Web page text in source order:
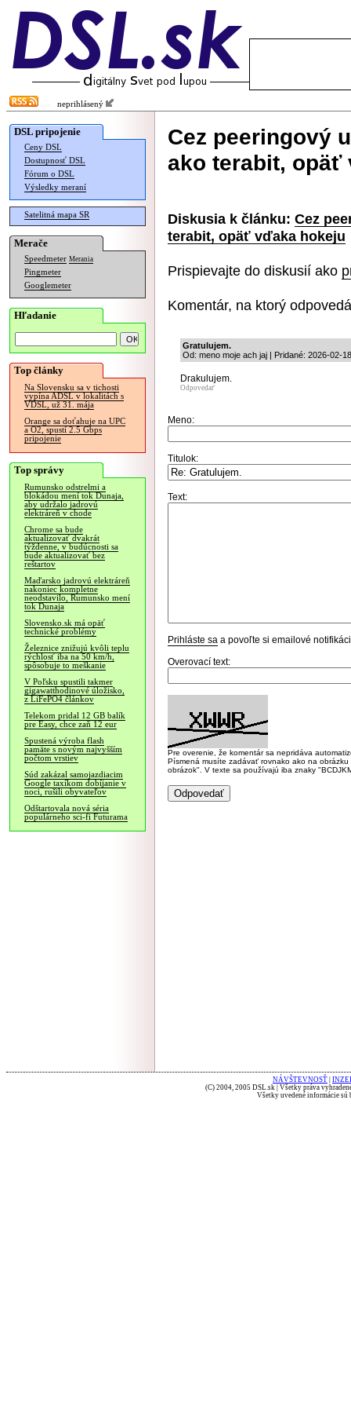
neprihlásený
DSL pripojenie
Ceny DSL
Dostupnosť DSL
Fórum o DSL
Výsledky meraní
Satelitná mapa SR
Merače
Speedmeter Merania
Pingmeter
Googlemeter
Hľadanie
Top články
Na Slovensku sa v tichosti
vypína ADSL v lokalitách s
VDSL, už 31. mája
Orange sa doťahuje na UPC
a O2, spustí 2.5 Gbps
pripojenie
Top správy
Rumunsko odstrelmi a
blokádou mení tok Dunaja,
aby udržalo jadrovú
elektráreň v chode
Chrome sa bude
aktualizovať dvakrát
týždenne, v budúcnosti sa
bude aktualizovať bez
reštartov
Maďarsko jadrovú elektráreň
nakoniec kompletne
neodstavilo, Rumunsko mení
tok Dunaja
Slovensko.sk má opäť
technické problémy
Železnice znižujú kvôli teplu
rýchlosť iba na 50 km/h,
spôsobuje to meškanie
V Poľsku spustili takmer
gigawatthodinové úložisko,
z LiFePO4 článkov
Telekom pridal 12 GB balík
pre Easy, chce zaň 12 eur
Spustená výroba flash
pamäte s novým najvyšším
počtom vrstiev
Súd zakázal samojazdiacim
Google taxíkom dobíjanie v
noci, rušili obyvateľov
Odštartovala nová séria
populárneho sci-fi Futurama
Cez peeringový
ako terabit, opäť
Diskusia k článku: Cez
terabit, opäť vďaka hokeju
Prispievajte do diskusií ako
Komentár, na ktorý
Gratulujem.
Od: meno moje ach jaj | Pridané: 2026-02-
Drakulujem.
Odpovedať
Meno:
Titulok:
Text:
Prihláste sa a povoľte si emailové
Overovací text:
Pre overenie, že komentár sa nepridáva
Písmená musíte zadávať rovnako ako na
obrázok". V texte sa používajú iba znaky
NÁVŠTEVNOSŤ
(C) 2004, 2005 DSL.sk | Všetky práva
Všetky uvedené informácie sú